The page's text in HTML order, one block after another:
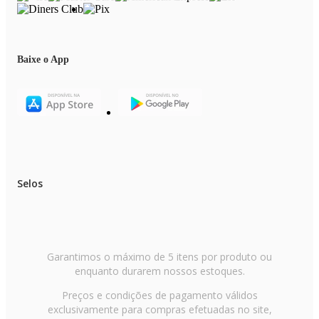
EAN: 7909569490525 (110V) / 7909569490556 (220V)
Dimensões do produto sem embalagem (AxLxP): 970x564x665 mm
Dimensões do produto com embalagem (AxLxP): 1002x603x690 mm
Itens Inclusos
Baixe o App
Selos
Garantimos o máximo de 5 itens por produto ou
enquanto durarem nossos estoques.
Preços e condições de pagamento válidos
exclusivamente para compras efetuadas no site,